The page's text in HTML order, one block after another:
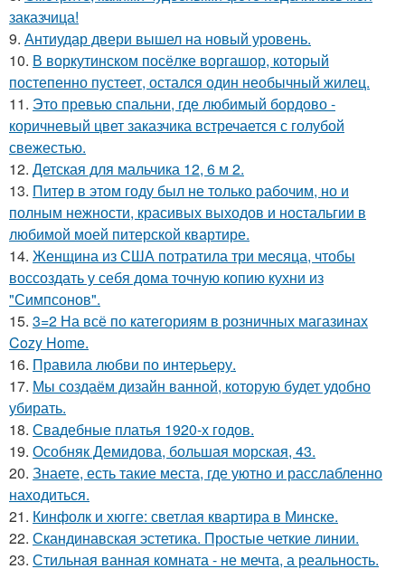
заказчица!
9. Антиудар двери вышел на новый уровень.
10. В воркутинском посёлке воргашор, который
постепенно пустеет, остался один необычный жилец.
11. Это превью спальни, где любимый бордово -
коричневый цвет заказчика встречается с голубой
свежестью.
12. Детская для мальчика 12, 6 м 2.
13. Питер в этом году был не только рабочим, но и
полным нежности, красивых выходов и ностальгии в
любимой моей питерской квартире.
14. Женщина из США потратила три месяца, чтобы
воссоздать у себя дома точную копию кухни из
"Симпсонов".
15. 3=2 На всё по категориям в розничных магазинах
Cozy Home.
16. Правила любви по интеpьеpу.
17. Мы создаём дизайн ванной, которую будет удобно
убирать.
18. Свадебные платья 1920-х годов.
19. Особняк Демидова, большая морская, 43.
20. Знаете, есть такие места, где уютно и расслабленно
находиться.
21. Кинфолк и хюгге: светлая квартира в Минске.
22. Скандинавская эстетика. Простые четкие линии.
23. Стильная ванная комната - не мечта, а реальность.